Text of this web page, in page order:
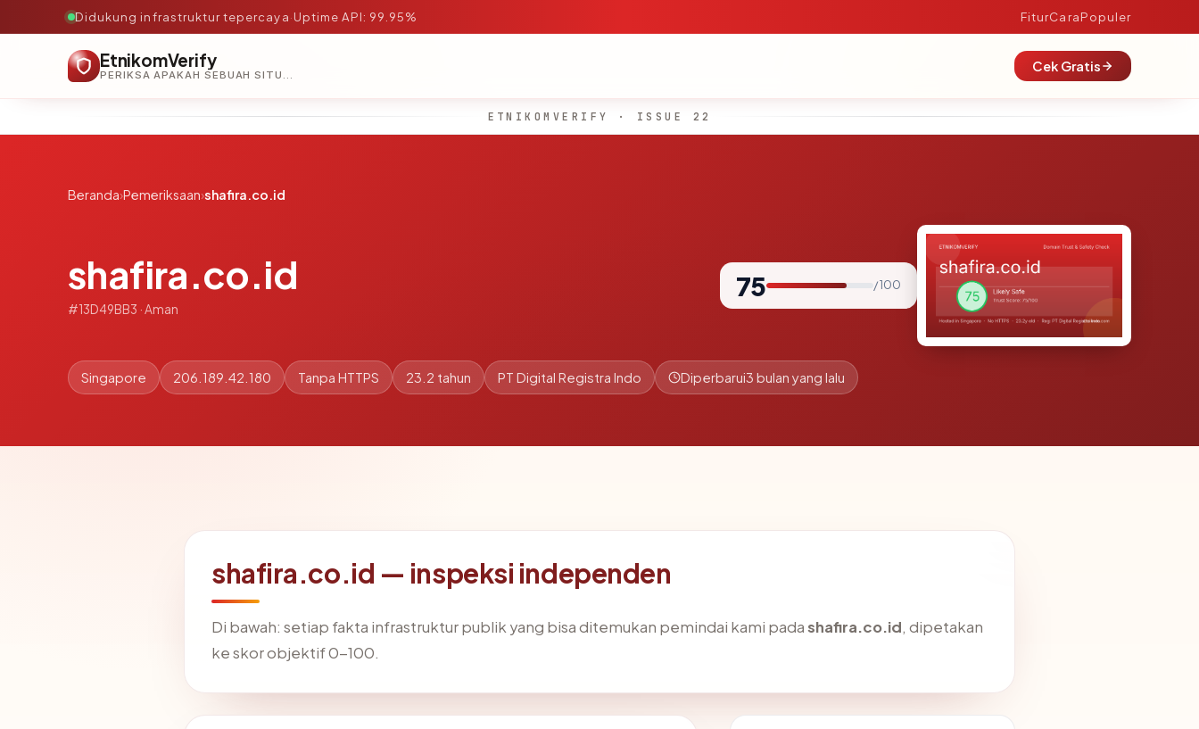
Didukung infrastruktur tepercaya·Uptime API: 99.95% FiturCaraPopuler
EtnikomVerify
PERIKSA APAKAH SEBUAH SITUS AMAN, TEPERCAYA, DAN TERVERIFIKASI DALAM HITUNGAN DETIK.
Cek Gratis
ETNIKOMVERIFY · ISSUE 22
Beranda›Pemeriksaan›shafira.co.id
shafira.co.id
#13D49BB3 · Aman
75 / 100
Singapore 206.189.42.180 Tanpa HTTPS 23.2 tahun PT Digital Registra Indo Diperbarui3 bulan yang lalu
shafira.co.id — inspeksi independen
Di bawah: setiap fakta infrastruktur publik yang bisa ditemukan pemindai kami padashafira.co.id, dipetakan
ke skor objektif 0-100.